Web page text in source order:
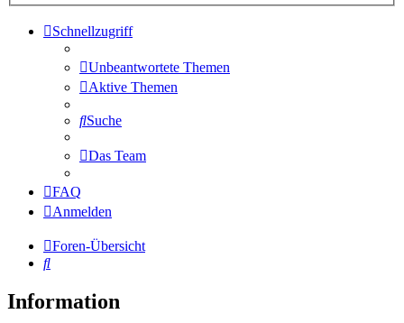
Schnellzugriff
Unbeantwortete Themen
Aktive Themen
Suche
Das Team
FAQ
Anmelden
Foren-Übersicht
Suche
Information